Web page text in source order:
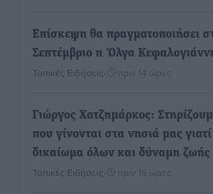
Επίσκεψη θα πραγματοποιήσει
Σεπτέμβριο η Όλγα
Τοπικές Ειδήσεις πριν 14 ώρες
Γιώργος Χατζημάρκος:
που γίνονται στα νησιά μας γιατί
δικαίωμα όλων και δύναμη ζωής
Τοπικές Ειδήσεις πριν 15 ώρες